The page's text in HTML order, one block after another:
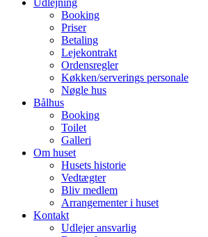
Booking
Priser
Betaling
Lejekontrakt
Ordensregler
Køkken/serverings personale
Nøgle hus
Bålhus
Booking
Toilet
Galleri
Om huset
Husets historie
Vedtægter
Bliv medlem
Arrangementer i huset
Kontakt
Udlejer ansvarlig